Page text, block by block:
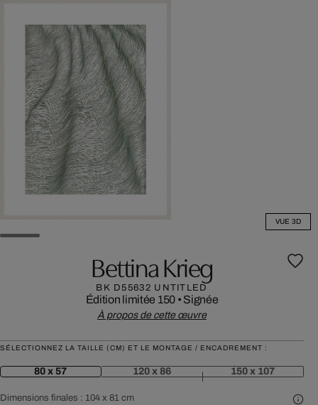
VUE 3D
Bettina Krieg
BK D55632 UNTITLED
Édition limitée 150 • Signée
À propos de cette œuvre
SÉLECTIONNEZ LA TAILLE (CM) ET LE MONTAGE / ENCADREMENT :
80 x 57 120 x 86 150 x 107
Dimensions finales : 104 x 81 cm